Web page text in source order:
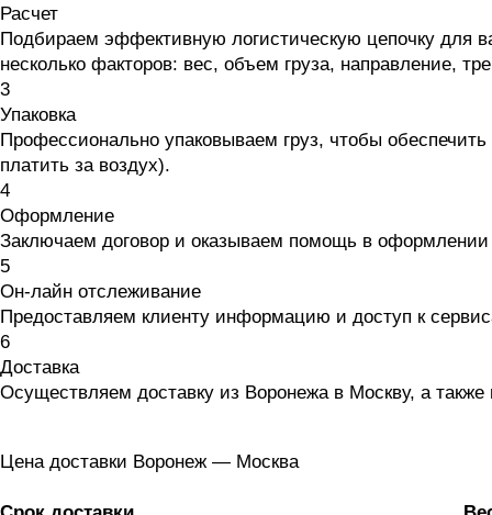
Расчет
Подбираем эффективную логистическую цепочку для
несколько факторов: вес, объем груза, направление,
3
Упаковка
Профессионально упаковываем груз, чтобы
платить за воздух).
4
Оформление
Заключаем договор и оказываем помощь в
5
Он-лайн отслеживание
Предоставляем клиенту информацию и доступ к
6
Доставка
Осуществляем доставку из Воронежа в Москву, а
Цена доставки Воронеж — Москва